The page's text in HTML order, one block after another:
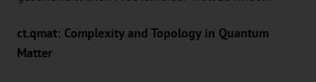
ct.qmat: Complexity and Topology in Quantum
Matter